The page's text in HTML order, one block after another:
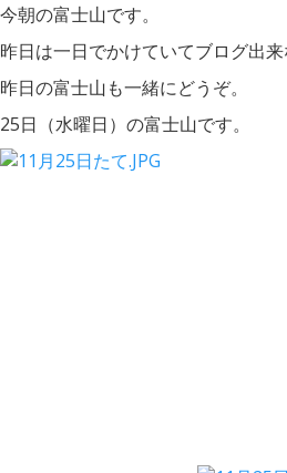
今朝の富士山です。
昨日は一日でかけていてブログ出
昨日の富士山も一緒にどうぞ。
25日（水曜日）の富士山です。